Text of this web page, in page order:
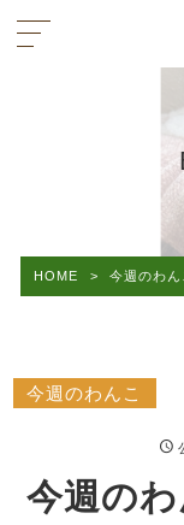
HOME > 今週のわん
今週のわんこ
今週のわ